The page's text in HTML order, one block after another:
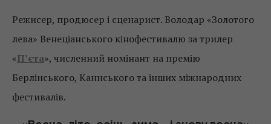
Режисер, продюсер і сценарист. Володар «Золотого
лева» Венеціанського кінофестивалю за трилер
«П’єта», численний номінант на премію
Берлінського, Каннського та інших міжнародних
фестивалів.